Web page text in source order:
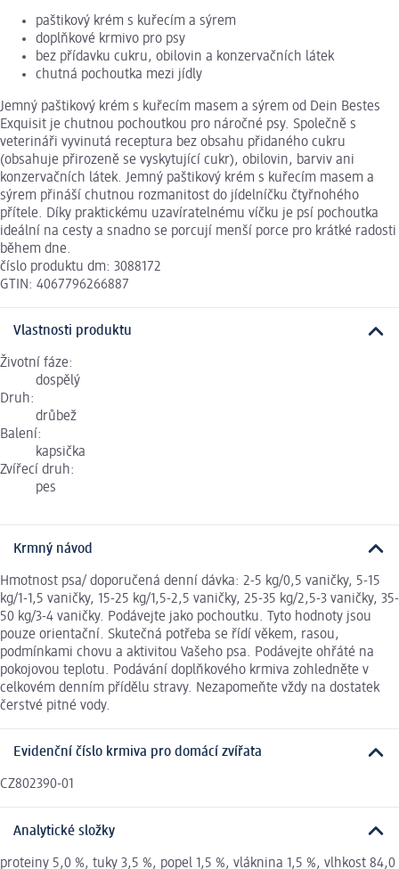
paštikový krém s kuřecím a sýrem
doplňkové krmivo pro psy
bez přídavku cukru, obilovin a konzervačních látek
chutná pochoutka mezi jídly
Jemný paštikový krém s kuřecím masem a sýrem od Dein Bestes
Exquisit je chutnou pochoutkou pro náročné psy. Společně s
veterináři vyvinutá receptura bez obsahu přidaného cukru
(obsahuje přirozeně se vyskytující cukr), obilovin, barviv ani
konzervačních látek. Jemný paštikový krém s kuřecím masem a
sýrem přináší chutnou rozmanitost do jídelníčku čtyřnohého
přítele. Díky praktickému uzavíratelnému víčku je psí pochoutka
ideální na cesty a snadno se porcují menší porce pro krátké radosti
během dne.
číslo produktu dm: 3088172
GTIN: 4067796266887
Vlastnosti produktu
Životní fáze:
dospělý
Druh:
drůbež
Balení:
kapsička
Zvířecí druh:
pes
Krmný návod
Hmotnost psa/ doporučená denní dávka: 2-5 kg/0,5 vaničky, 5-15
kg/1-1,5 vaničky, 15-25 kg/1,5-2,5 vaničky, 25-35 kg/2,5-3 vaničky, 35-
50 kg/3-4 vaničky. Podávejte jako pochoutku. Tyto hodnoty jsou
pouze orientační. Skutečná potřeba se řídí věkem, rasou,
podmínkami chovu a aktivitou Vašeho psa. Podávejte ohřáté na
pokojovou teplotu. Podávání doplňkového krmiva zohledněte v
celkovém denním přídělu stravy. Nezapomeňte vždy na dostatek
čerstvé pitné vody.
Evidenční číslo krmiva pro domácí zvířata
CZ802390-01
Analytické složky
proteiny 5,0 %, tuky 3,5 %, popel 1,5 %, vláknina 1,5 %, vlhkost 84,0